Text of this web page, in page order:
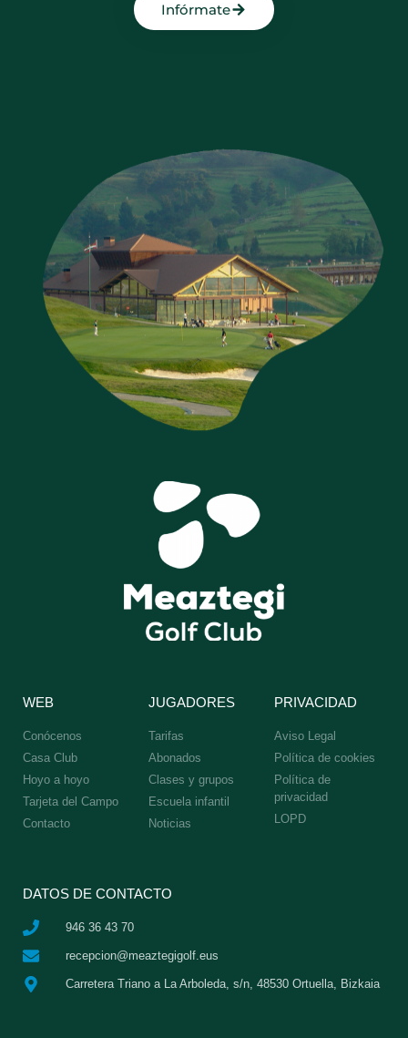
Infórmate
WEB
Conócenos
Casa Club
Hoyo a hoyo
Tarjeta del Campo
Contacto
JUGADORES
Tarifas
Abonados
Clases y grupos
Escuela infantil
Noticias
PRIVACIDAD
Aviso Legal
Política de cookies
Política de
privacidad
LOPD
DATOS DE CONTACTO
946 36 43 70
recepcion@meaztegigolf.eus
Carretera Triano a La Arboleda, s/n, 48530 Ortuella, Bizkaia